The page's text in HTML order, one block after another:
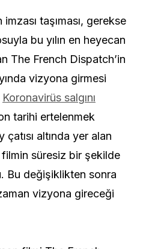
taşıması, gerekse
bu yılın en heyecan
The French Dispatch’in
vizyona girmesi
Koronavirüs salgını
tarihi ertelenmek
altında yer alan
süresiz bir şekilde
Bu değişiklikten sonra
vizyona gireceği